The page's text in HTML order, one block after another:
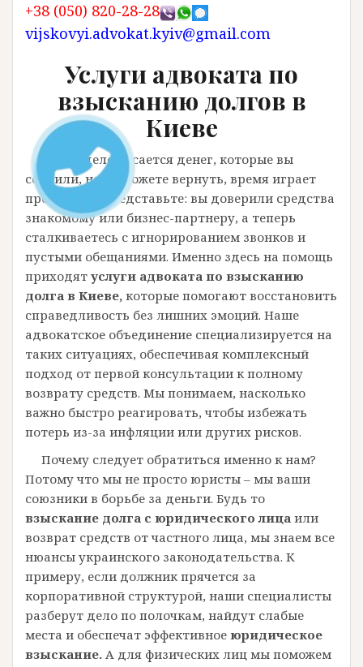
+38 (050) 820-28-28
vijskovyi.advokat.kyiv@gmail.com
Услуги адвоката по
взысканию долгов в
Киеве
Когда дело касается денег, которые вы
ссудили, но не можете вернуть, время играет
против вас. Представьте: вы доверили средства
знакомому или бизнес-партнеру, а теперь
сталкиваетесь с игнорированием звонков и
пустыми обещаниями. Именно здесь на помощь
приходят услуги адвоката по взысканию
долга в Киеве, которые помогают восстановить
справедливость без лишних эмоций. Наше
адвокатское объединение специализируется на
таких ситуациях, обеспечивая комплексный
подход от первой консультации к полному
возврату средств. Мы понимаем, насколько
важно быстро реагировать, чтобы избежать
потерь из-за инфляции или других рисков.
Почему следует обратиться именно к нам?
Потому что мы не просто юристы – мы ваши
союзники в борьбе за деньги. Будь то
взыскание долга с юридического лица или
возврат средств от частного лица, мы знаем все
нюансы украинского законодательства. К
примеру, если должник прячется за
корпоративной структурой, наши специалисты
разберут дело по полочкам, найдут слабые
места и обеспечат эффективное юридическое
взыскание. А для физических лиц мы поможем